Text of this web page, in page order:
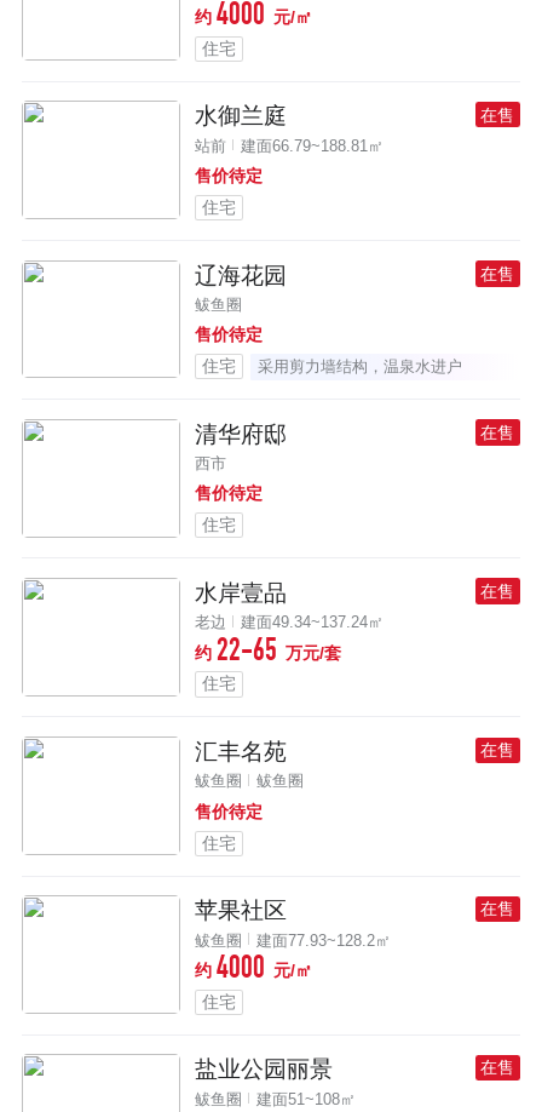
约4000 元/㎡
住宅
水御兰庭 在售
站前 建面66.79~188.81㎡
售价待定
住宅
辽海花园 在售
鲅鱼圈
售价待定
住宅
采用剪力墙结构，温泉水进户
清华府邸 在售
西市
售价待定
住宅
水岸壹品 在售
老边 建面49.34~137.24㎡
约 22-65 万元/套
住宅
汇丰名苑 在售
鲅鱼圈 鲅鱼圈
售价待定
住宅
苹果社区 在售
鲅鱼圈 建面77.93~128.2㎡
约4000 元/㎡
住宅
盐业公园丽景 在售
鲅鱼圈 建面51~108㎡